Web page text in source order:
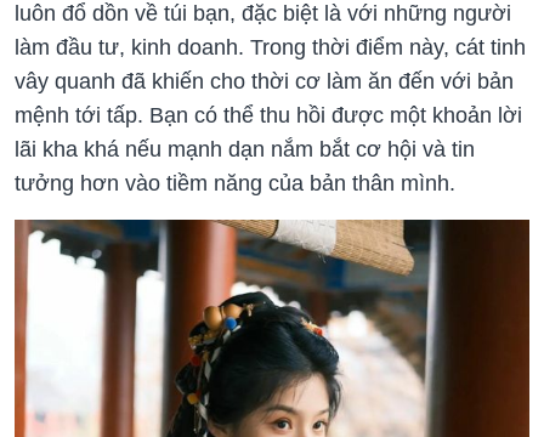
luôn đổ dồn về túi bạn, đặc biệt là với những người
làm đầu tư, kinh doanh. Trong thời điểm này, cát tinh
vây quanh đã khiến cho thời cơ làm ăn đến với bản
mệnh tới tấp. Bạn có thể thu hồi được một khoản lời
lãi kha khá nếu mạnh dạn nắm bắt cơ hội và tin
tưởng hơn vào tiềm năng của bản thân mình.